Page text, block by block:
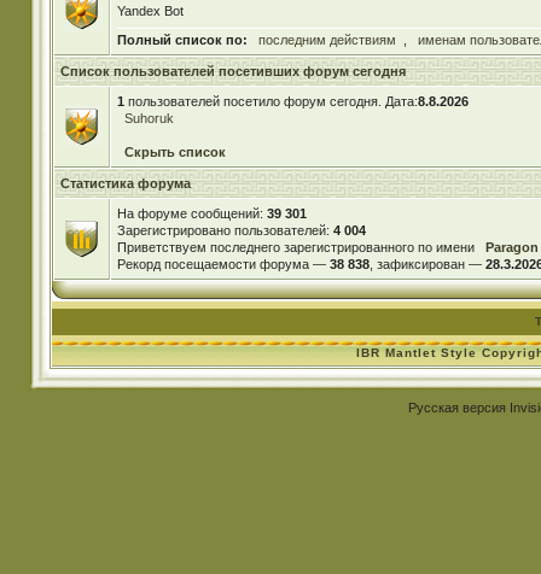
Yandex Bot
Полный список по:
последним действиям именам
Список пользователей посетивших форум сегодня
1 пользователей посетило форум сегодня. Дата:8.8.2026
Suhoruk
Скрыть список
Статистика форума
На форуме сообщений: 39 301
Зарегистрировано пользователей: 4 004
Приветствуем последнего зарегистрированного по имени
Paragon
Рекорд посещаемости форума — 38 838, зафиксирован —
IBR Mantlet Style
Русская версия